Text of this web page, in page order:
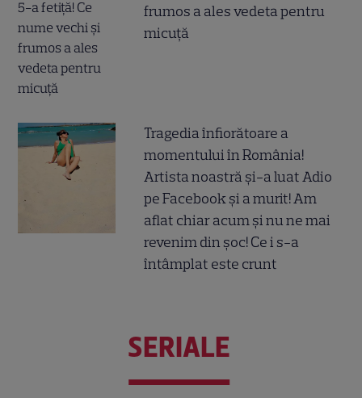
frumos a ales vedeta pentru
micuță
Tragedia înfiorătoare a
momentului în România!
Artista noastră și-a luat Adio
pe Facebook și a murit! Am
aflat chiar acum și nu ne mai
revenim din șoc! Ce i s-a
întâmplat este crunt
SERIALE